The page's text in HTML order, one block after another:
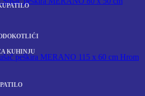
KUHINJU
peškira MERANO 115 x 60 cm Hrom